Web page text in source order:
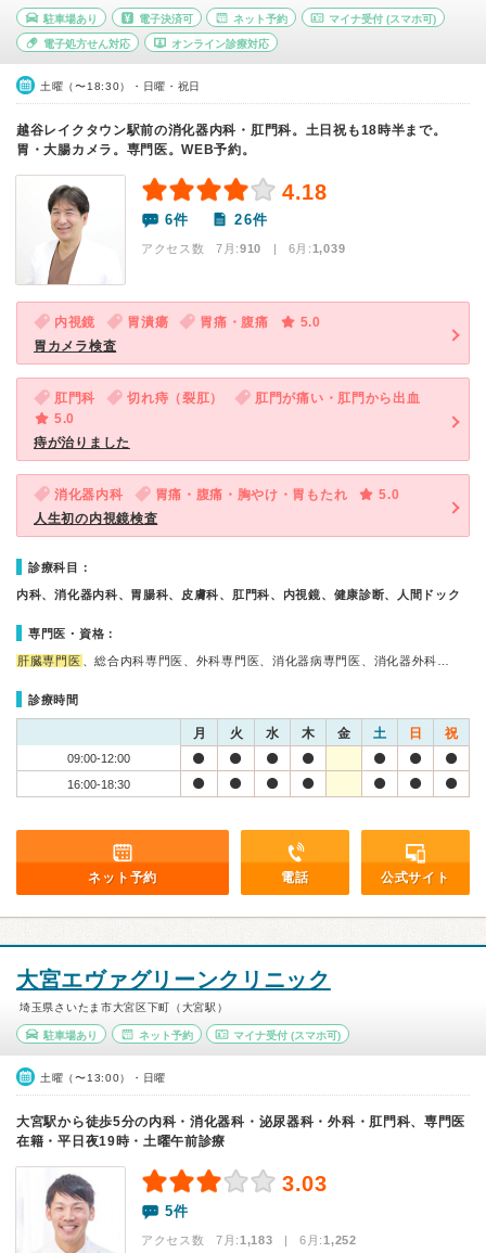
駐車場あり 電子決済可 ネット予約 マイナ受付 (スマホ可)
電子処方せん対応 オンライン診療対応
土曜（〜18:30）・日曜・祝日
越谷レイクタウン駅前の消化器内科・肛門科。土日祝も18時半まで。
胃・大腸カメラ。専門医。WEB予約。
4.18
6件 26件
アクセス数 7月:910 | 6月:1,039
内視鏡 胃潰瘍 胃痛・腹痛
5.0
胃カメラ検査
肛門科 切れ痔（裂肛）
肛門が痛い・肛門から出血
5.0
痔が治りました
消化器内科 胃痛・腹痛・胸やけ・胃もたれ
5.0
人生初の内視鏡検査
診療科目：
内科、消化器内科、胃腸科、皮膚科、肛門科、内視鏡、健康診断、人間ドック
専門医・資格：
肝臓専門医 、総合内科専門医、外科専門医、消化器病専門医、消化器外科…
診療時間
月 火 水 木 金 土 日 祝
09:00-12:00
16:00-18:30
ネット予約 電話 公式サイト
大宮エヴァグリーンクリニック
埼玉県さいたま市大宮区下町（大宮駅）
駐車場あり ネット予約 マイナ受付 (スマホ可)
土曜（〜13:00）・日曜
大宮駅から徒歩5分の内科・消化器科・泌尿器科・外科・肛門科、専門医
在籍・平日夜19時・土曜午前診療
3.03
5件
アクセス数 7月:1,183 | 6月:1,252